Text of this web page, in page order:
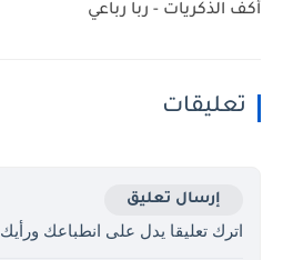
أكف الذكريات - ربا رباعي
تعليقات
إرسال تعليق
اترك تعليقا يدل على انطباعك